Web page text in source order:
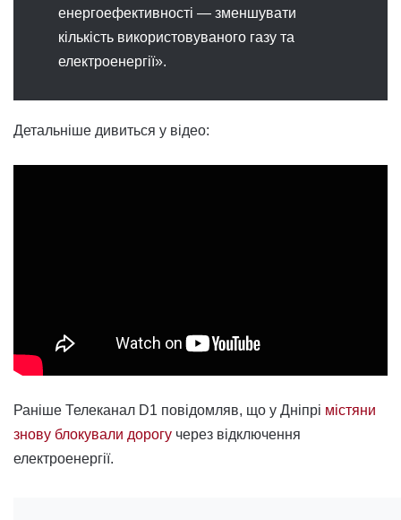
енергоефективності — зменшувати
кількість використовуваного газу та
електроенергії».
Детальніше дивиться у відео:
Раніше Телеканал D1 повідомляв, що у Дніпрі містяни
знову блокували дорогу через відключення
електроенергії.